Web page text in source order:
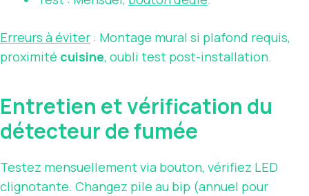
Erreurs à éviter : Montage mural si plafond requis,
proximité cuisine, oubli test post-installation.
Entretien et vérification du
détecteur de fumée
Testez mensuellement via bouton, vérifiez LED
clignotante. Changez pile au bip (annuel pour